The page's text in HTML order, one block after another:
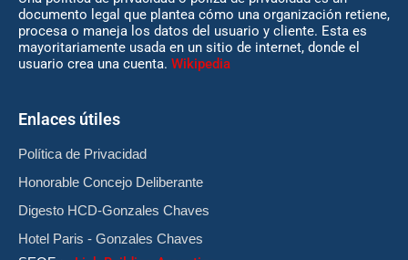
documento legal que plantea cómo una organización retiene,
procesa o maneja los datos del usuario y cliente. Esta es
mayoritariamente usada en un sitio de internet, donde el
usuario crea una cuenta. Wikipedia
Enlaces útiles
Política de Privacidad
Honorable Concejo Deliberante
Digesto HCD-Gonzales Chaves
Hotel Paris - Gonzales Chaves